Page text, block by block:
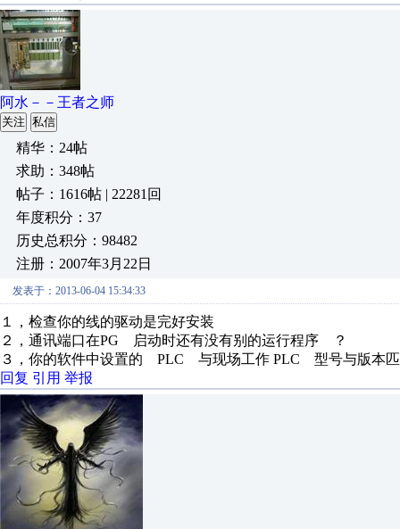
阿水－－王者之师
关注 私信
精华：24帖
求助：348帖
帖子：1616帖 | 22281回
年度积分：37
历史总积分：98482
注册：2007年3月22日
发表于：2013-06-04 15:34:33
１，检查你的线的驱动是完好安装
２，通讯端口在PG 启动时还有没有别的运行程序 ？
３，你的软件中设置的 PLC 与现场工作 PLC 型号与版本
回复 引用 举报